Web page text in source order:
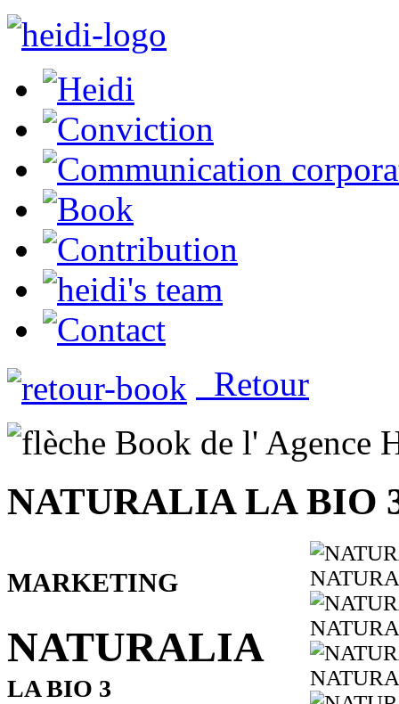
Retour
NATURALIA LA BIO
MARKETING
NATURALIA
LA BIO 3